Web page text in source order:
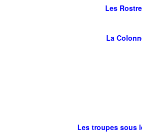
Les
La
Les troupes sous